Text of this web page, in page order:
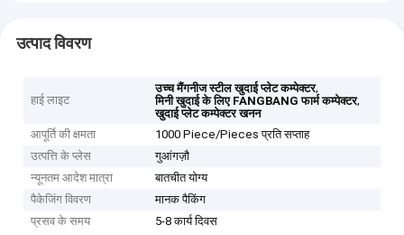
उत्पाद विवरण
हाई लाइट
उच्च मैंगनीज स्टील खुदाई प्लेट कम्पेक्टर,
मिनी खुदाई के लिए FANGBANG फार्म कम्पेक्टर,
खुदाई प्लेट कम्पेक्टर खनन
आपूर्ति की क्षमता
1000 Piece/Pieces प्रति सप्ताह
उत्पत्ति के प्लेस
गुआंगज़ौ
न्यूनतम आदेश मात्रा
बातचीत योग्य
पैकेजिंग विवरण
मानक पैकिंग
प्रसव के समय
5-8 कार्य दिवस